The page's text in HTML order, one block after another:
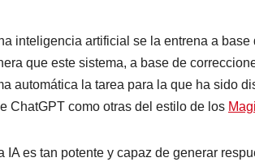
es un sistema de chatbasado en
por la empresa OpenAI. Es
con grandes cantidades de texto